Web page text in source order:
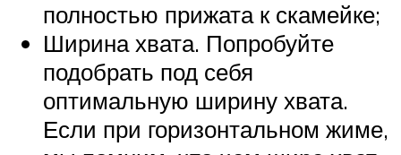
полностью прижата к скамейке;
Ширина хвата. Попробуйте
подобрать под себя
оптимальную ширину хвата.
Если при горизонтальном жиме,